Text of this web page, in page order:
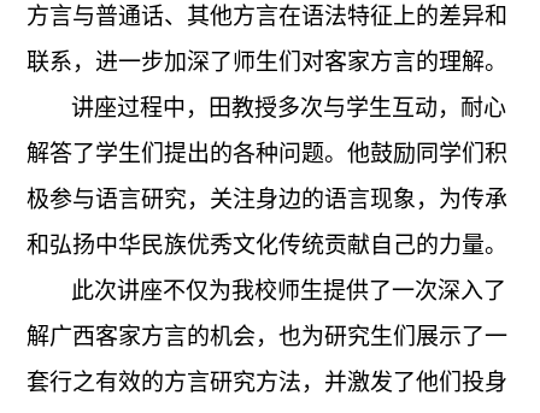
方言与普通话、其他方言在语法特征上的差异和
联系，进一步加深了师生们对客家方言的理解。
讲座过程中，田教授多次与学生互动，耐心
解答了学生们提出的各种问题。他鼓励同学们积
极参与语言研究，关注身边的语言现象，为传承
和弘扬中华民族优秀文化传统贡献自己的力量。
此次讲座不仅为我校师生提供了一次深入了
解广西客家方言的机会，也为研究生们展示了一
套行之有效的方言研究方法，并激发了他们投身